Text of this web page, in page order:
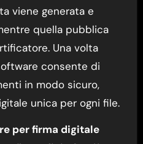
viene generata e
quella pubblica
Una volta
consente di
in modo sicuro,
unica per ogni file.
per firma digitale